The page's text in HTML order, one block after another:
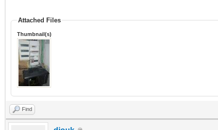
Attached Files
Thumbnail(s)
Find